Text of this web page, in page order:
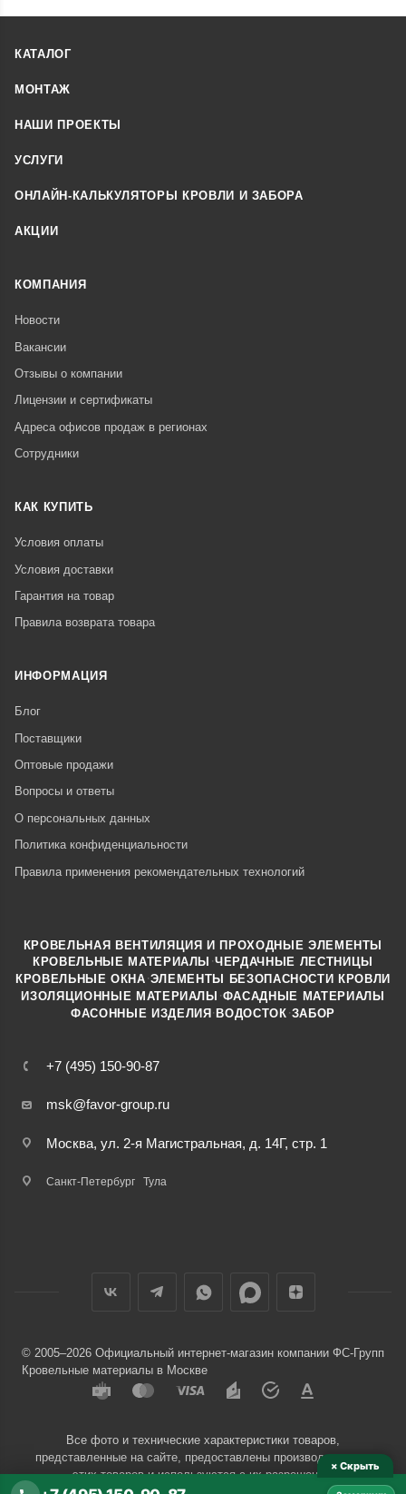
КАТАЛОГ
МОНТАЖ
НАШИ ПРОЕКТЫ
УСЛУГИ
ОНЛАЙН-КАЛЬКУЛЯТОРЫ КРОВЛИ И ЗАБОРА
АКЦИИ
КОМПАНИЯ
Новости
Вакансии
Отзывы о компании
Лицензии и сертификаты
Адреса офисов продаж в регионах
Сотрудники
КАК КУПИТЬ
Условия оплаты
Условия доставки
Гарантия на товар
Правила возврата товара
ИНФОРМАЦИЯ
Блог
Поставщики
Оптовые продажи
Вопросы и ответы
О персональных данных
Политика конфиденциальности
Правила применения рекомендательных технологий
+7 (495) 150-90-87
msk@favor-group.ru
Москва, ул. 2-я Магистральная, д. 14Г, стр. 1
Санкт-Петербург Тула
КРОВЕЛЬНАЯ ВЕНТИЛЯЦИЯ И ПРОХОДНЫЕ ЭЛЕМЕНТЫ
КРОВЕЛЬНЫЕ МАТЕРИАЛЫ ·ЧЕРДАЧНЫЕ ЛЕСТНИЦЫ
КРОВЕЛЬНЫЕ ОКНА ·ЭЛЕМЕНТЫ БЕЗОПАСНОСТИ КРОВЛИ
ИЗОЛЯЦИОННЫЕ МАТЕРИАЛЫ ·ФАСАДНЫЕ МАТЕРИАЛЫ
ФАСОННЫЕ ИЗДЕЛИЯ·ВОДОСТОК ·ЗАБОР
© 2005–2026 Официальный интернет-магазин компании ФС-Групп
Кровельные материалы в Москве
Все фото и технические характеристики товаров,
представленные на сайте, предоставлены производителями
этих товаров и используются с их разрешения.
× Скрыть